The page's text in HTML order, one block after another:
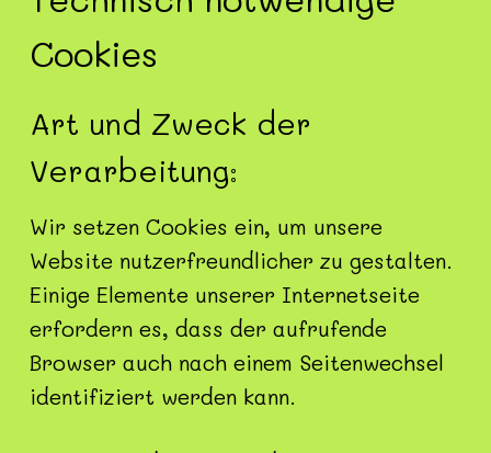
Cookies
Art und Zweck der
Verarbeitung:
Wir setzen Cookies ein, um unsere
Website nutzerfreundlicher zu gestalten.
Einige Elemente unserer Internetseite
erfordern es, dass der aufrufende
Browser auch nach einem Seitenwechsel
identifiziert werden kann.